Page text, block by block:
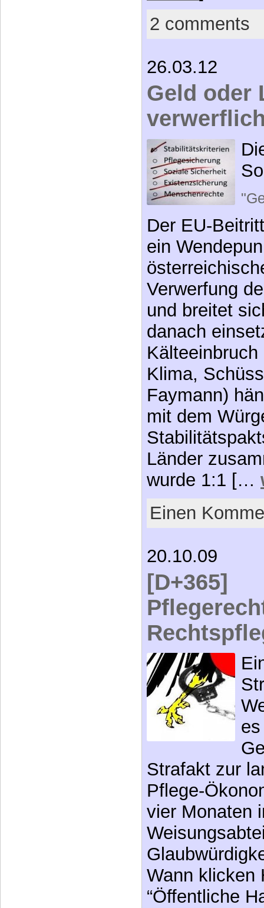
2 comments
26.03.12
Geld oder
Der EU-
ein
Verwerfung
und breitet
danach
Klima,
Faymann)
mit dem
Länder
wurde 1:1 […
Einen
20.10.09
[D+365]
Strafakt zur
Pflege-
vier Monaten
Wann klicken
“Öffentliche